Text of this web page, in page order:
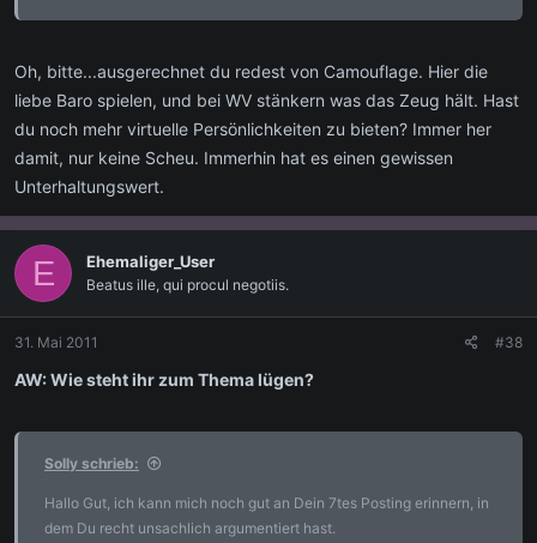
Oh, bitte...ausgerechnet du redest von Camouflage. Hier die
liebe Baro spielen, und bei WV stänkern was das Zeug hält. Hast
du noch mehr virtuelle Persönlichkeiten zu bieten? Immer her
damit, nur keine Scheu. Immerhin hat es einen gewissen
Unterhaltungswert.
E Ehemaliger_User
Beatus ille, qui procul negotiis.
31. Mai 2011 #38
AW: Wie steht ihr zum Thema lügen?
Solly schrieb:
Hallo Gut, ich kann mich noch gut an Dein 7tes Posting erinnern, in
dem Du recht unsachlich argumentiert hast.